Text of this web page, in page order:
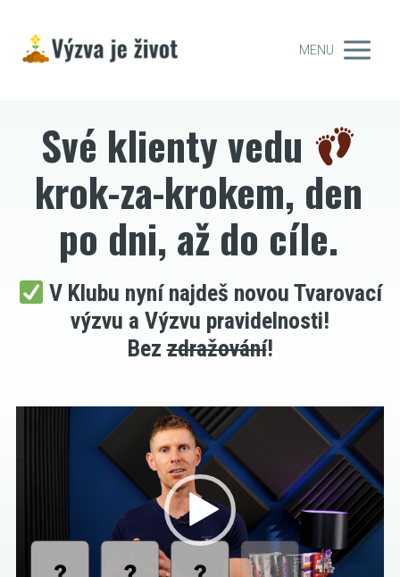
MENU
Své klienty vedu
krok-za-krokem, den
po dni, až do cíle.
V Klubu nyní najdeš novou Tvarovací
výzvu a Výzvu pravidelnosti!
Bezzdražování!